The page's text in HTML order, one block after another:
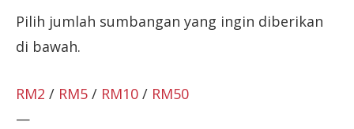
Pilih jumlah sumbangan yang ingin diberikan
di bawah.
RM2 / RM5 / RM10 / RM50
—